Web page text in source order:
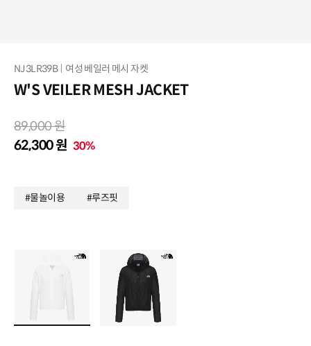
NJ3LR39B 여성 베일러 메시 자켓
W'S VEILER MESH JACKET
#물놀이용 #루즈핏
89,000 원
62,300 원 30%